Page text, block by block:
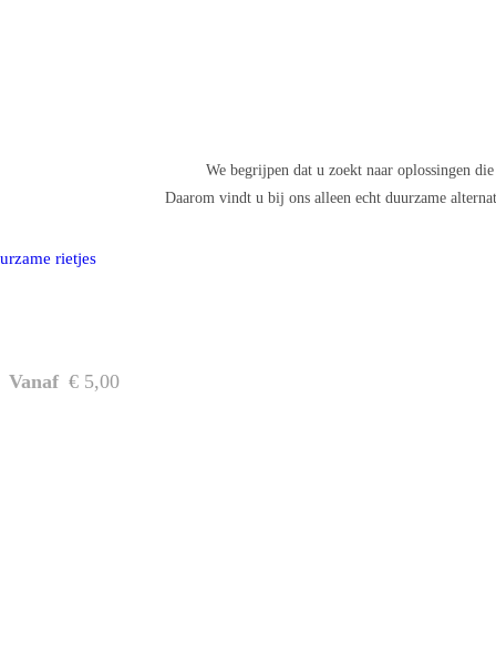
We begrijpen dat u zoekt naar oplossingen
Daarom vindt u bij ons alleen echt duurzame
Vanaf € 5,00